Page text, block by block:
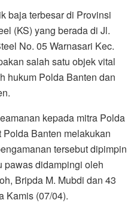
baja terbesar di Provinsi
(KS) yang berada di Jl.
No. 05 Warnasari Kec.
salah satu objek vital
hukum Polda Banten dan
kepada mitra Polda
Banten melakukan
tersebut dipimpin
pawas didampingi oleh
Bripda M. Mubdi dan 43
Kamis (07/04).